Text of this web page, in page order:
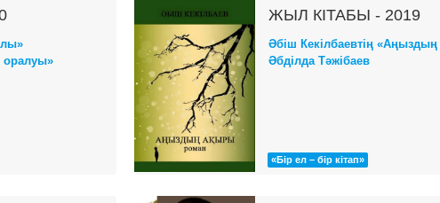
оралуы»
ЖЫЛ КІТАБЫ - 2019
Әбіш Кекілбаевтің
Әбділда Тәжібаев
«Бір ел – бір кітап»